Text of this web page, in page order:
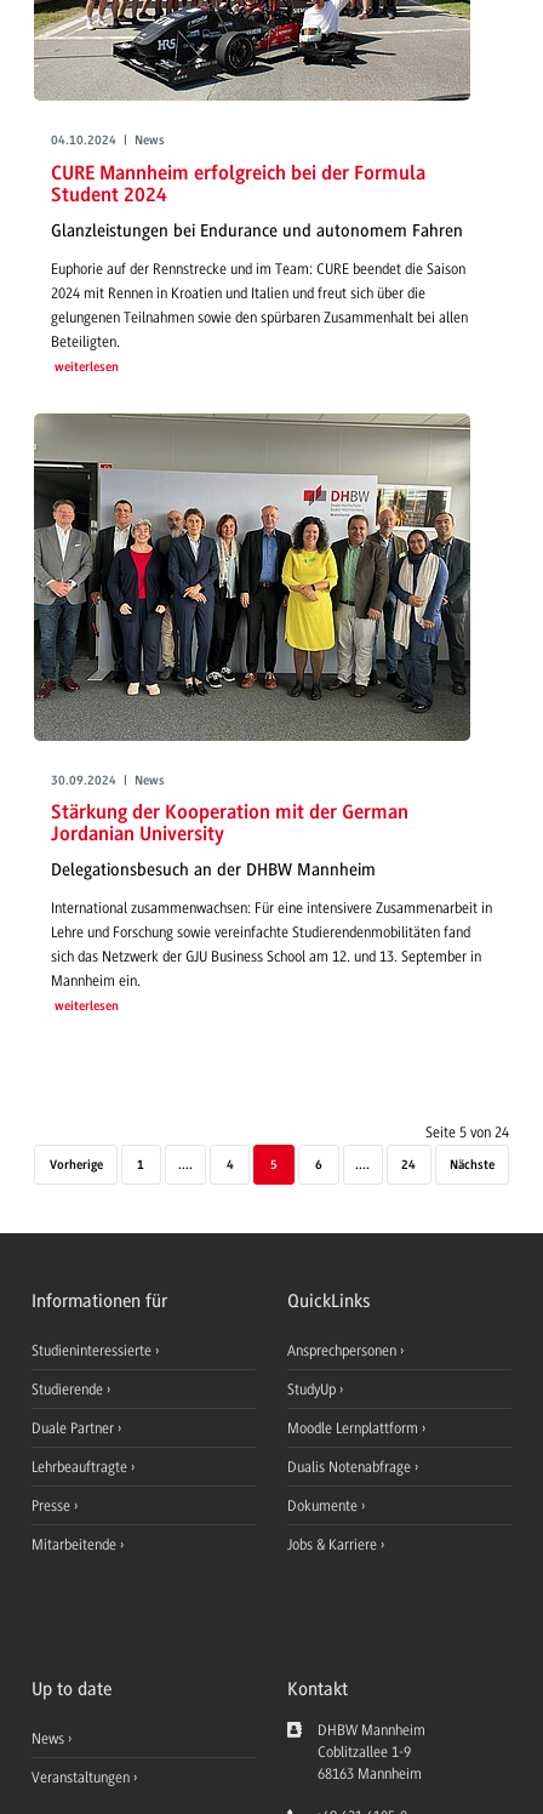
04.10.2024 | News
CURE Mannheim erfolgreich bei der Formula
Student 2024
Glanzleistungen bei Endurance und autonomem Fahren
Euphorie auf der Rennstrecke und im Team: CURE beendet die Saison
2024 mit Rennen in Kroatien und Italien und freut sich über die
gelungenen Teilnahmen sowie den spürbaren Zusammenhalt bei allen
Beteiligten.
weiterlesen
30.09.2024 | News
Stärkung der Kooperation mit der German
Jordanian University
Delegationsbesuch an der DHBW Mannheim
International zusammenwachsen: Für eine intensivere Zusammenarbeit in
Lehre und Forschung sowie vereinfachte Studierendenmobilitäten fand
sich das Netzwerk der GJU Business School am 12. und 13. September in
Mannheim ein.
weiterlesen
Seite 5 von 24
Vorherige 1 .... 4 5 6 .... 24 Nächste
Informationen für
Studieninteressierte
Studierende
Duale Partner
Lehrbeauftragte
Presse
Mitarbeitende
QuickLinks
Ansprechpersonen
StudyUp
Moodle Lernplattform
Dualis Notenabfrage
Dokumente
Jobs & Karriere
Up to date
News
Veranstaltungen
Kontakt
DHBW Mannheim
Coblitzallee 1-9
68163 Mannheim